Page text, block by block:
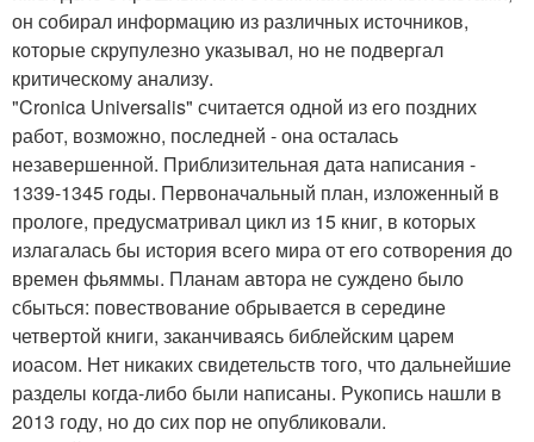
он собирал информацию из различных источников,
которые скрупулезно указывал, но не подвергал
критическому анализу.
"Cronica Universalis" считается одной из его поздних
работ, возможно, последней - она осталась
незавершенной. Приблизительная дата написания -
1339-1345 годы. Первоначальный план, изложенный в
прологе, предусматривал цикл из 15 книг, в которых
излагалась бы история всего мира от его сотворения до
времен фьяммы. Планам автора не суждено было
сбыться: повествование обрывается в середине
четвертой книги, заканчиваясь библейским царем
иоасом. Нет никаких свидетельств того, что дальнейшие
разделы когда-либо были написаны. Рукопись нашли в
2013 году, но до сих пор не опубликовали.